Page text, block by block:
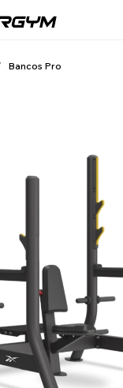
Bancos Pro